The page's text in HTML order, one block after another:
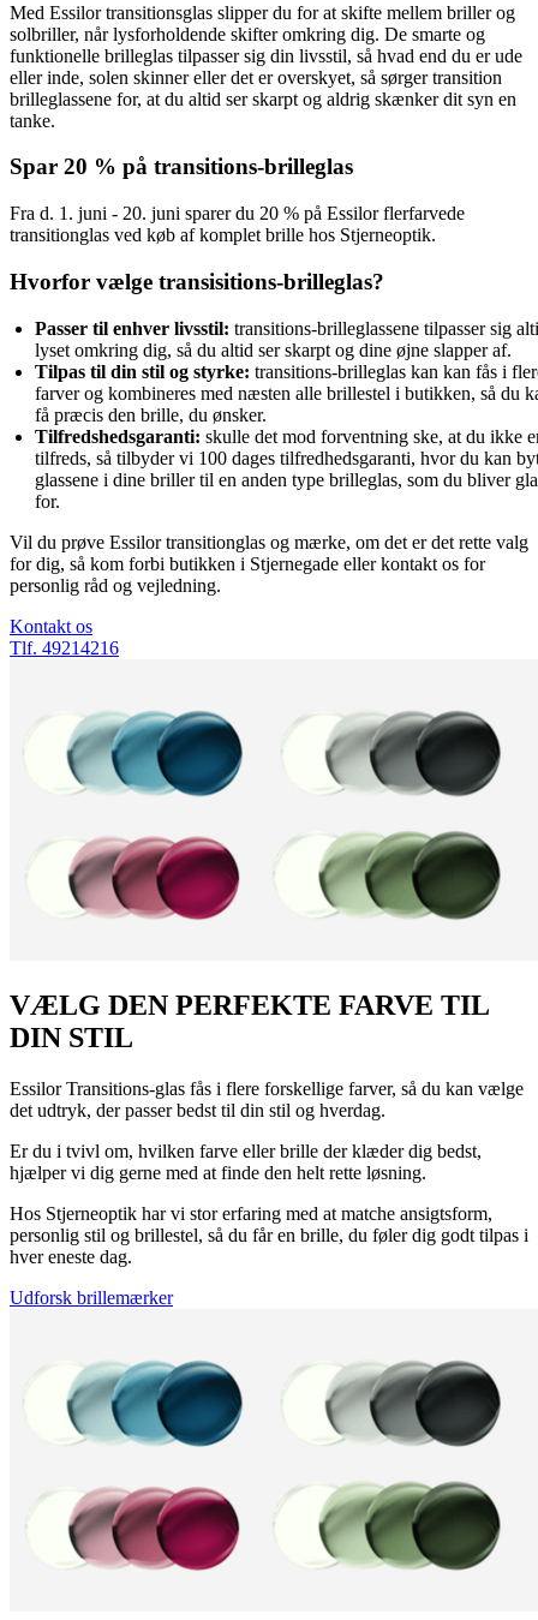
Med Essilor transitionsglas slipper du for at skifte mellem briller og
solbriller, når lysforholdende skifter omkring dig. De smarte og
funktionelle brilleglas tilpasser sig din livsstil, så hvad end du er ude
eller inde, solen skinner eller det er overskyet, så sørger transition
brilleglassene for, at du altid ser skarpt og aldrig skænker dit syn en
tanke.
Spar 20 % på transitions-brilleglas
Fra d. 1. juni - 20. juni sparer du 20 % på Essilor flerfarvede
transitionglas ved køb af komplet brille hos Stjerneoptik.
Hvorfor vælge transisitions-brilleglas?
Passer til enhver livsstil: transitions-brilleglassene tilpasser sig
lyset omkring dig, så du altid ser skarpt og dine øjne slapper af.
Tilpas til din stil og styrke: transitions-brilleglas kan kan fås i
farver og kombineres med næsten alle brillestel i butikken, så du
få præcis den brille, du ønsker.
Tilfredshedsgaranti: skulle det mod forventning ske, at du ikke
tilfreds, så tilbyder vi 100 dages tilfredhedsgaranti, hvor du kan
glassene i dine briller til en anden type brilleglas, som du bliver
for.
Vil du prøve Essilor transitionglas og mærke, om det er det rette valg
for dig, så kom forbi butikken i Stjernegade eller kontakt os for
personlig råd og vejledning.
Kontakt os
Tlf. 49214216
VÆLG DEN PERFEKTE FARVE TIL
DIN STIL
Essilor Transitions-glas fås i flere forskellige farver, så du kan vælge
det udtryk, der passer bedst til din stil og hverdag.
Er du i tvivl om, hvilken farve eller brille der klæder dig bedst,
hjælper vi dig gerne med at finde den helt rette løsning.
Hos Stjerneoptik har vi stor erfaring med at matche ansigtsform,
personlig stil og brillestel, så du får en brille, du føler dig godt tilpas i
hver eneste dag.
Udforsk brillemærker